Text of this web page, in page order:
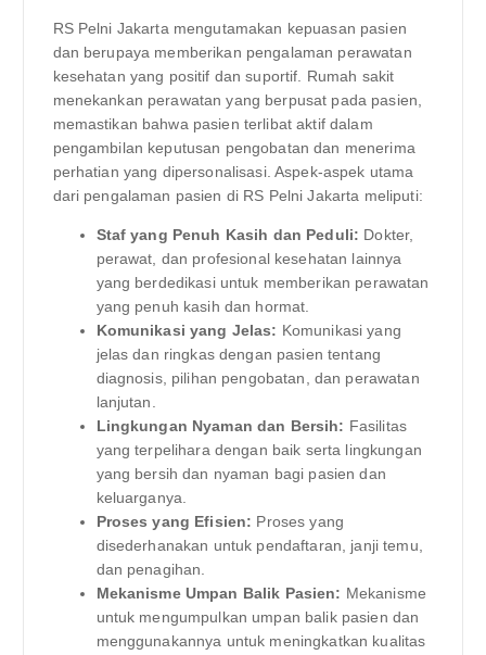
RS Pelni Jakarta mengutamakan kepuasan pasien
dan berupaya memberikan pengalaman perawatan
kesehatan yang positif dan suportif. Rumah sakit
menekankan perawatan yang berpusat pada pasien,
memastikan bahwa pasien terlibat aktif dalam
pengambilan keputusan pengobatan dan menerima
perhatian yang dipersonalisasi. Aspek-aspek utama
dari pengalaman pasien di RS Pelni Jakarta meliputi:
Staf yang Penuh Kasih dan Peduli: Dokter,
perawat, dan profesional kesehatan lainnya
yang berdedikasi untuk memberikan perawatan
yang penuh kasih dan hormat.
Komunikasi yang Jelas: Komunikasi yang
jelas dan ringkas dengan pasien tentang
diagnosis, pilihan pengobatan, dan perawatan
lanjutan.
Lingkungan Nyaman dan Bersih: Fasilitas
yang terpelihara dengan baik serta lingkungan
yang bersih dan nyaman bagi pasien dan
keluarganya.
Proses yang Efisien: Proses yang
disederhanakan untuk pendaftaran, janji temu,
dan penagihan.
Mekanisme Umpan Balik Pasien: Mekanisme
untuk mengumpulkan umpan balik pasien dan
menggunakannya untuk meningkatkan kualitas